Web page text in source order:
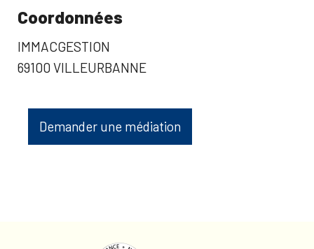
Coordonnées
IMMACGESTION
69100 VILLEURBANNE
Demander une médiation